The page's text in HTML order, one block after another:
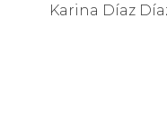
Karina Díaz